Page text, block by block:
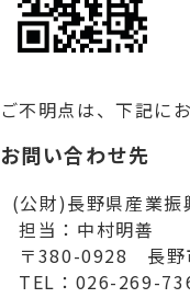
ご不明点は、下記に
お問い合わせ先
(公財)長野県産業
担当：中村明善
〒380-0928 長野
TEL：026-269-